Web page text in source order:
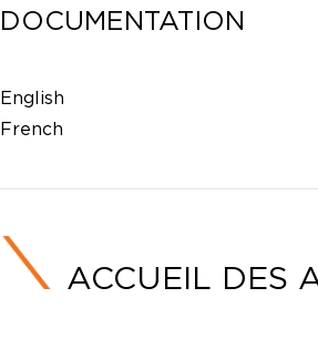
DOCUMENTATION
English
French
ACCUEIL DES